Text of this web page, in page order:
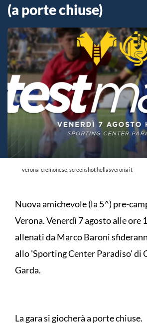
(a porte chiuse)
verona-cremonese, screenshot hellasverona it
Nuova amichevole (la 5^) pre-
Verona. Venerdì 7 agosto alle ore
allenati da Marco Baroni
allo 'Sporting Center Paradiso' di
Garda.
La gara si giocherà a porte chiuse.